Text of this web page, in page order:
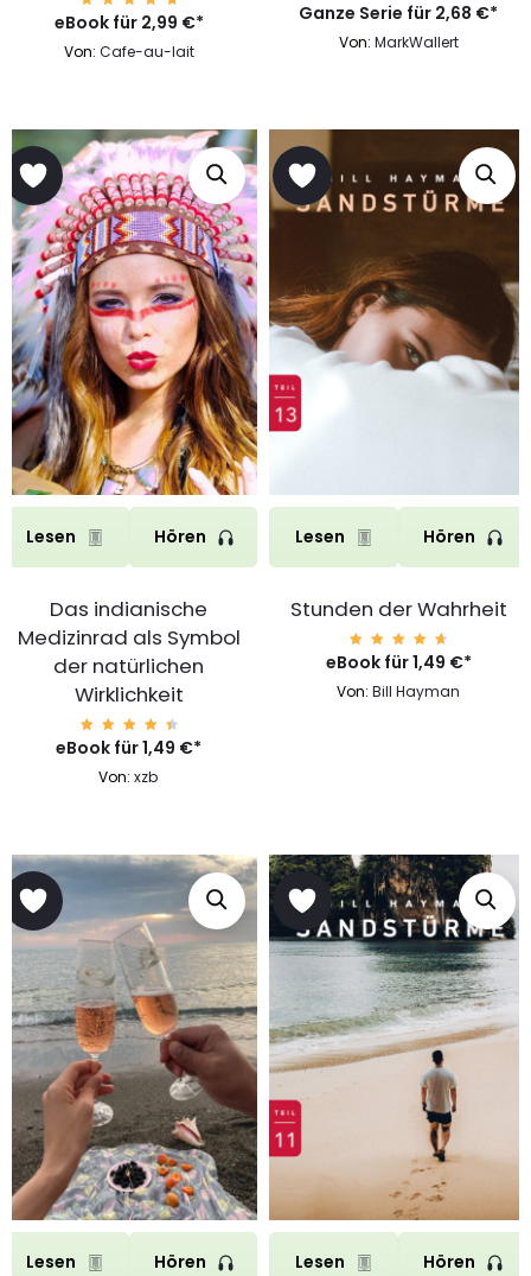
Bewert
et mit
von 5
eBook für 2,99 €*
Von: Cafe-au-lait
Ganze Serie für 2,68 €*
Von: MarkWallert
Lesen Hören
Das indianische
Medizinrad als Symbol
der natürlichen
Wirklichkeit
Bewert
et mit
von 5
eBook für1,49 €*
Von:xzb
Lesen Hören
Stunden der Wahrheit
Bewert
et mit
von 5
eBook für1,49 €*
Von:Bill Hayman
Lesen Hören Lesen Hören